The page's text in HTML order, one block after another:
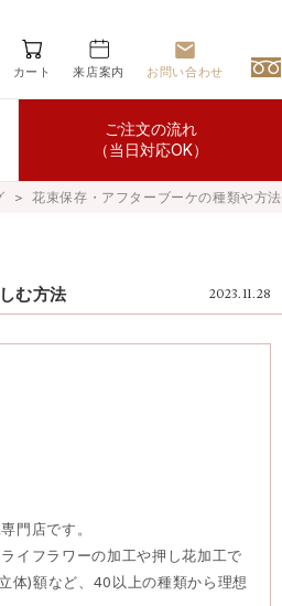
カート 来店案内 お問い合わせ
ご注文の流れ
（当日対応OK）
＞ 花束保存・アフターブーケの種類や方法
2023.11.28
む方法
門店です。
イフラワーの加工や押し花加工で
体)額など、40以上の種類から理想